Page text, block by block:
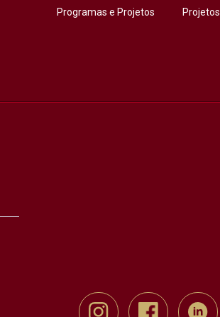
Programas e Projetos
Projetos